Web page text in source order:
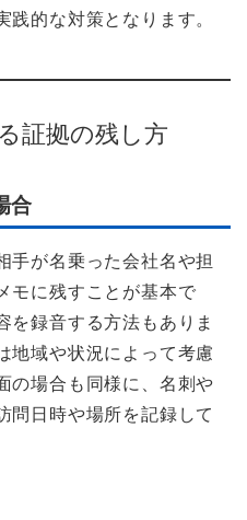
践的な対策となります。
証拠の残し方
合
手が名乗った会社名や担
モに残すことが基本で
を録音する方法もありま
地域や状況によって考慮
の場合も同様に、名刺や
問日時や場所を記録して